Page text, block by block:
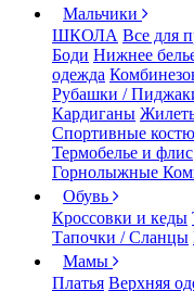
Мальчики
ШКОЛА Все для
Боди Нижнее
одежда
Рубашки /
Кардиганы
Спортивные
Термобелье и флис
Горнолыжные
Обувь
Кроссовки и кеды
Тапочки / Сланцы
Мамы
Платья Верхняя